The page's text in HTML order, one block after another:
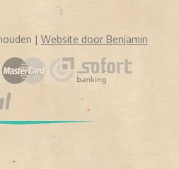
| Website door Benjamin